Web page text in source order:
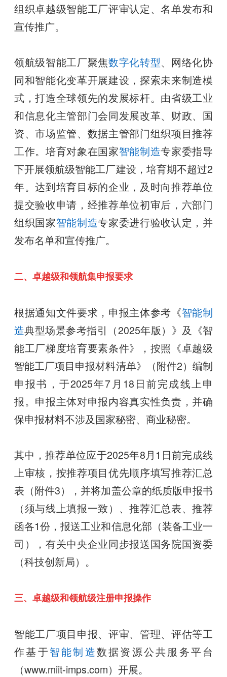
组织卓越级智能工厂评审认定、名单发布和
宣传推广。
领航级智能工厂聚焦数字化转型、网络化协
同和智能化变革开展建设，探索未来制造模
式，打造全球领先的发展标杆。由省级工业
和信息化主管部门会同发展改革、财政、国
资、市场监管、数据主管部门组织项目推荐
工作。培育对象在国家智能制造专家委指导
下开展领航级智能工厂建设，培育期不超过2
年。达到培育目标的企业，及时向推荐单位
提交验收申请，经推荐单位初审后，六部门
组织国家智能制造专家委进行验收认定，并
发布名单和宣传推广。
二、卓越级和领航集申报要求
根据通知文件要求，申报主体参考《智能制
造典型场景参考指引（2025年版）》及《智
能工厂梯度培育要素条件》，按照《卓越级
智能工厂项目申报材料清单》（附件2）编制
申报书，于2025年7月18日前完成线上申
报。申报主体对申报内容真实性负责，并确
保申报材料不涉及国家秘密、商业秘密。
其中，推荐单位应于2025年8月1日前完成线
上审核，按推荐项目优先顺序填写推荐汇总
表（附件3），并将加盖公章的纸质版申报书
（须与线上填报一致）、推荐汇总表、推荐
函各1份，报送工业和信息化部（装备工业一
司），有关中央企业同步报送国务院国资委
（科技创新局）。
三、卓越级和领航级注册申报操作
智能工厂项目申报、评审、管理、评估等工
作基于智能制造数据资源公共服务平台
（www.miit-imps.com）开展。